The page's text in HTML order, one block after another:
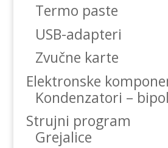
Termo paste
USB-adapteri
Zvučne karte
Elektronske
Kondenzatori –
Strujni program
Grejalice